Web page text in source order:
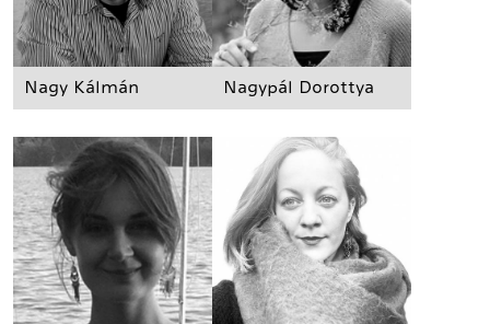
Nagy Kálmán Nagypál Dorottya